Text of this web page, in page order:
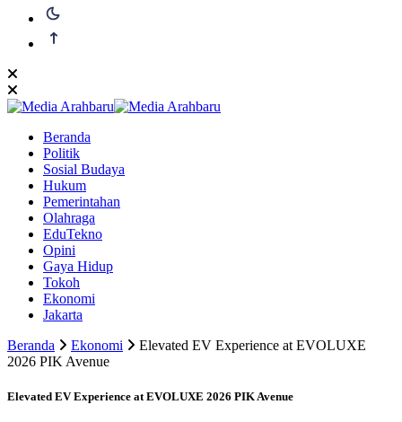
Beranda
Politik
Sosial Budaya
Hukum
Pemerintahan
Olahraga
EduTekno
Opini
Gaya Hidup
Tokoh
Ekonomi
Jakarta
Beranda
Ekonomi
Elevated EV Experience at EVOLUXE
2026 PIK Avenue
Elevated EV Experience at EVOLUXE 2026 PIK Avenue